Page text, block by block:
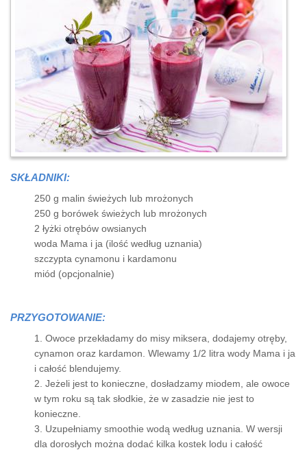
SKŁADNIKI:
250 g malin świeżych lub mrożonych
250 g borówek świeżych lub mrożonych
2 łyżki otrębów owsianych
woda Mama i ja (ilość według uznania)
szczypta cynamonu i kardamonu
miód (opcjonalnie)
PRZYGOTOWANIE:
1. Owoce przekładamy do misy miksera, dodajemy otręby,
cynamon oraz kardamon. Wlewamy 1/2 litra wody Mama i ja
i całość blendujemy.
2. Jeżeli jest to konieczne, dosładzamy miodem, ale owoce
w tym roku są tak słodkie, że w zasadzie nie jest to
konieczne.
3. Uzupełniamy smoothie wodą według uznania. W wersji
dla dorosłych można dodać kilka kostek lodu i całość